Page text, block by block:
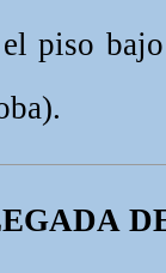
piso bajo